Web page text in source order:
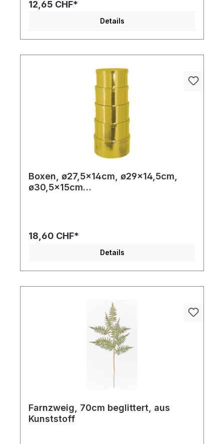
12,65 CHF*
Details
Boxen, ø27,5x14cm, ø29x14,5cm,
ø30,5x15cm
18,60 CHF*
Details
Farnzweig, 70cm beglittert, aus
Kunststoff